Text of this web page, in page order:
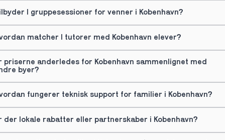
I gruppesessioner for venner i Kobenhavn?
matcher I tutorer med Kobenhavn elever?
priserne anderledes for Kobenhavn sammenlignet med
byer?
fungerer teknisk support for familier i Kobenhavn?
der lokale rabatter eller partnerskaber i Kobenhavn?